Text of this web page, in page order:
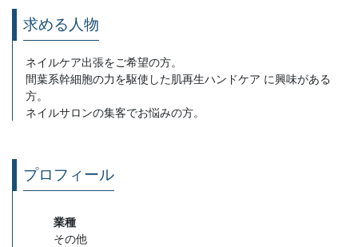
求める人物
ネイルケア出張をご希望の方。
間葉系幹細胞の力を駆使した肌再生ハンドケア に興味がある
方。
ネイルサロンの集客でお悩みの方。
プロフィール
業種
その他